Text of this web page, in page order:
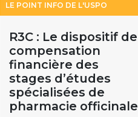
LE POINT INFO DE L'USPO
R3C : Le dispositif de
compensation
financière des
stages d’études
spécialisées de
pharmacie officinale